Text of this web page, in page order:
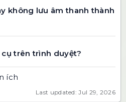
không lưu âm thanh thành
trên trình duyệt?
ích
Last updated: Jul 29, 2026